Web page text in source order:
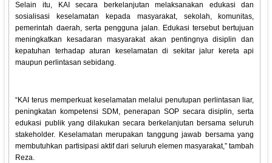
Selain itu, KAI secara berkelanjutan melaksanakan edukasi dan
sosialisasi keselamatan kepada masyarakat, sekolah, komunitas,
pemerintah daerah, serta pengguna jalan. Edukasi tersebut bertujuan
meningkatkan kesadaran masyarakat akan pentingnya disiplin dan
kepatuhan terhadap aturan keselamatan di sekitar jalur kereta api
maupun perlintasan sebidang.
“KAI terus memperkuat keselamatan melalui penutupan perlintasan liar,
peningkatan kompetensi SDM, penerapan SOP secara disiplin, serta
edukasi publik yang dilakukan secara berkelanjutan bersama seluruh
stakeholder. Keselamatan merupakan tanggung jawab bersama yang
membutuhkan partisipasi aktif dari seluruh elemen masyarakat,” tambah
Reza.